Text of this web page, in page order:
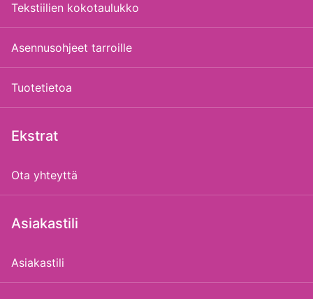
Tekstiilien kokotaulukko
Asennusohjeet tarroille
Tuotetietoa
Ekstrat
Ota yhteyttä
Asiakastili
Asiakastili